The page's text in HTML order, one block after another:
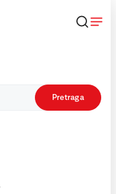
Pretraga